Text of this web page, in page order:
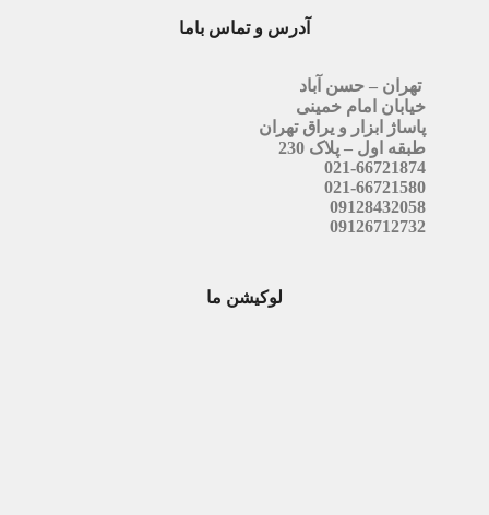
آدرس و تماس باما
تهران – حسن آباد
خیابان امام خمینی
پاساژ ابزار و یراق تهران
طبقه اول – پلاک 230
021-66721874
021-66721580
09128432058
09126712732
لوکیشن ما